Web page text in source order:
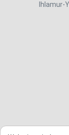
Ihlamur-